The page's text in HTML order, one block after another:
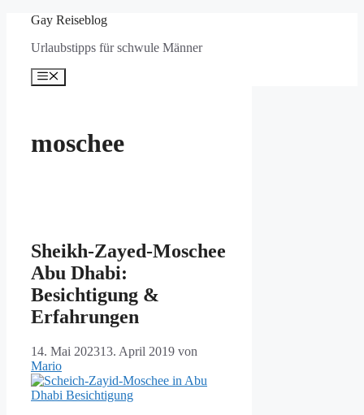
springen
Gay Reiseblog
Urlaubstipps für schwule Männer
Menü
moschee
Sheikh-Zayed-Moschee
Abu Dhabi:
Besichtigung &
Erfahrungen
14. Mai 202313. April 2019 von
Mario